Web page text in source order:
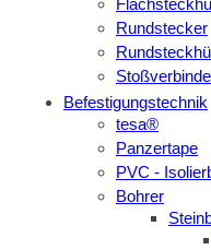
Rundstecker
Befestigungstechnik
tesa®
Panzertape
PVC -
Bohrer